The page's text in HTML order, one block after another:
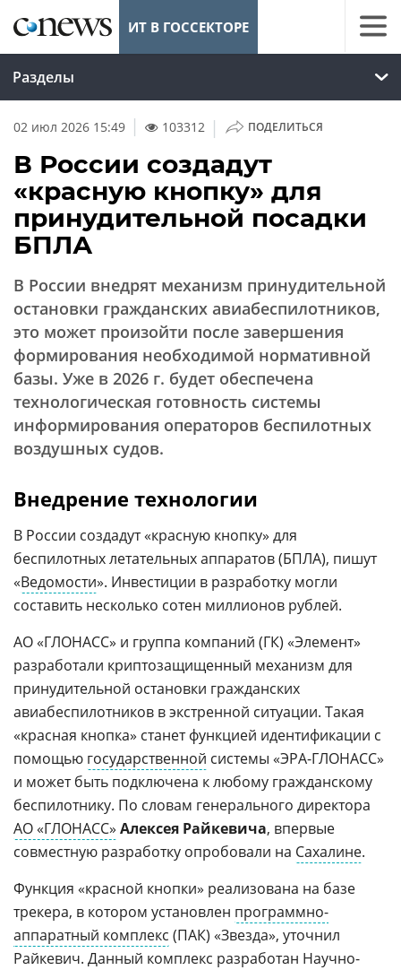
ИТ В ГОССЕКТОРЕ
Разделы
02 июл 2026 15:49 103312 | ПОДЕЛИТЬСЯ
В России создадут
«красную кнопку» для
принудительной посадки
БПЛА
В России внедрят механизм принудительной
остановки гражданских авиабеспилотников,
это может произойти после завершения
формирования необходимой нормативной
базы. Уже в 2026 г. будет обеспечена
технологическая готовность системы
информирования операторов беспилотных
воздушных судов.
Внедрение технологии
В России создадут «красную кнопку» для
беспилотных летательных аппаратов (БПЛА), пишут
«Ведомости». Инвестиции в разработку могли
составить несколько сотен миллионов рублей.
АО «ГЛОНАСС» и группа компаний (ГК) «Элемент»
разработали криптозащищенный механизм для
принудительной остановки гражданских
авиабеспилотников в экстренной ситуации. Такая
«красная кнопка» станет функцией идентификации с
помощью государственной системы «ЭРА-ГЛОНАСС»
и может быть подключена к любому гражданскому
беспилотнику. По словам генерального директора
АО «ГЛОНАСС» Алексея Райкевича, впервые
совместную разработку опробовали на Сахалине.
Функция «красной кнопки» реализована на базе
трекера, в котором установлен программно-
аппаратный комплекс (ПАК) «Звезда», уточнил
Райкевич. Данный комплекс разработан Научно-